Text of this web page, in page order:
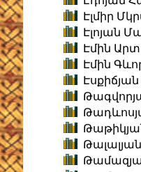
Էլմիր
Էլոյան
Էմին
Էմին
Էսքիճյան